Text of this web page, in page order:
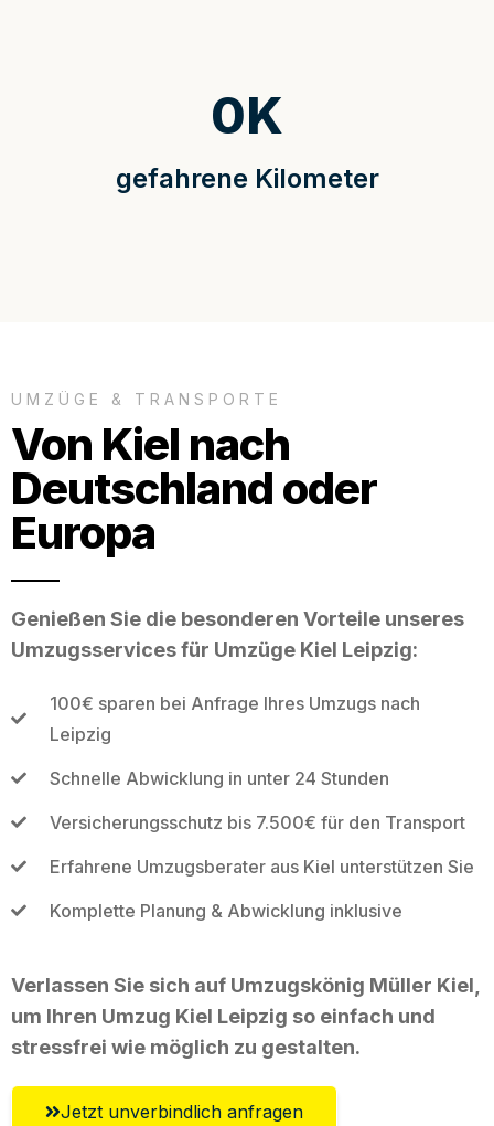
gefahrene Kilometer
0K
UMZÜGE & TRANSPORTE
Von Kiel nach
Deutschland oder
Europa
Genießen Sie die besonderen Vorteile unseres
Umzugsservices für Umzüge Kiel Leipzig:
100€ sparen bei Anfrage Ihres Umzugs nach
Leipzig
Schnelle Abwicklung in unter 24 Stunden
Versicherungsschutz bis 7.500€ für den Transport
Erfahrene Umzugsberater aus Kiel unterstützen Sie
Komplette Planung & Abwicklung inklusive
Verlassen Sie sich auf Umzugskönig Müller Kiel,
um Ihren Umzug Kiel Leipzig so einfach und
stressfrei wie möglich zu gestalten.
Jetzt unverbindlich anfragen